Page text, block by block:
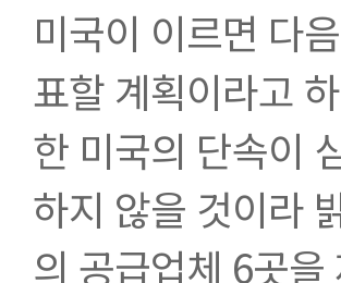
미국이 이르면 다
표할 계획이라고
한 미국의 단속이
하지 않을 것이라
의 공급업체 6곳